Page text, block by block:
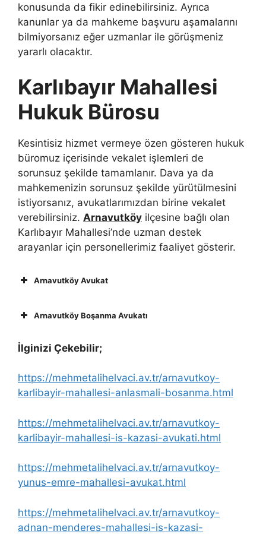
konusunda da fikir edinebilirsiniz. Ayrıca
kanunlar ya da mahkeme başvuru aşamalarını
bilmiyorsanız eğer uzmanlar ile görüşmeniz
yararlı olacaktır.
Karlıbayır Mahallesi
Hukuk Bürosu
Kesintisiz hizmet vermeye özen gösteren hukuk
büromuz içerisinde vekalet işlemleri de
sorunsuz şekilde tamamlanır. Dava ya da
mahkemenizin sorunsuz şekilde yürütülmesini
istiyorsanız, avukatlarımızdan birine vekalet
verebilirsiniz. Arnavutköy ilçesine bağlı olan
Karlıbayır Mahallesi’nde uzman destek
arayanlar için personellerimiz faaliyet gösterir.
Arnavutköy Avukat
Arnavutköy Boşanma Avukatı
İlginizi Çekebilir;
https://mehmetalihelvaci.av.tr/arnavutkoy-
karlibayir-mahallesi-anlasmali-bosanma.html
https://mehmetalihelvaci.av.tr/arnavutkoy-
karlibayir-mahallesi-is-kazasi-avukati.html
https://mehmetalihelvaci.av.tr/arnavutkoy-
yunus-emre-mahallesi-avukat.html
https://mehmetalihelvaci.av.tr/arnavutkoy-
adnan-menderes-mahallesi-is-kazasi-